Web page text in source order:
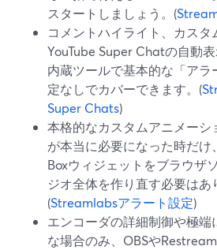
スタートしましょう。(
コメントハイライト、カスタ
YouTube Super Chatの自動
内蔵ツールで基本的な「ア
定なしでカバーできます。(
Super Chats)
本格的なカスタムアニメーシ
が本当に必要になった時だ
Boxウィジェットをブラウザ
ジオ全体を作り直す必要はあ
(Streamlabsアラート設定)
エンコーダの詳細制御や極
な場合のみ、OBSや